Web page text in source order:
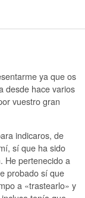
ya que os
desde hace varios
vuestro gran
indicaros, de
sí que ha sido
He pertenecido a
probado sí que
a «trastearlo» y